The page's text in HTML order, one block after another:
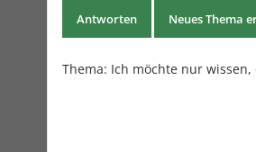
Antworten Neues Thema
Thema: Ich möchte nur